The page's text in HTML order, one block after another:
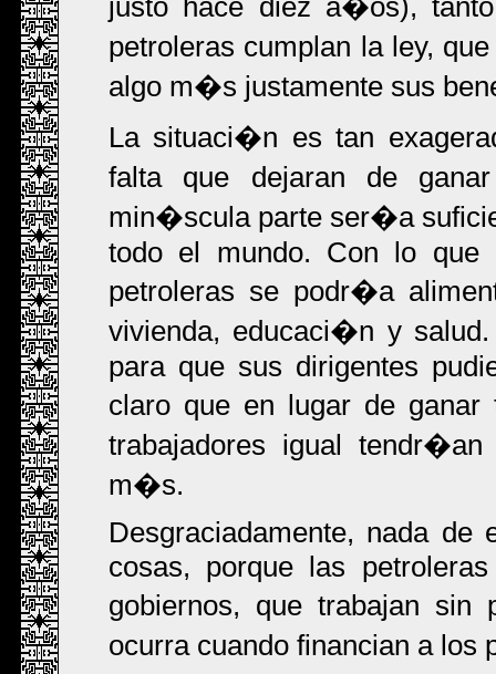
petroleras cumplan la ley,
algo m�s justamente sus
La situaci�n es tan
falta que dejaran de
min�scula parte ser�a
todo el mundo. Con lo que
petroleras se podr�a
vivienda, educaci�n y
para que sus dirigentes
claro que en lugar de
trabajadores igual
m�s.
Desgraciadamente, nada
cosas, porque las
gobiernos, que trabajan
ocurra cuando financian a